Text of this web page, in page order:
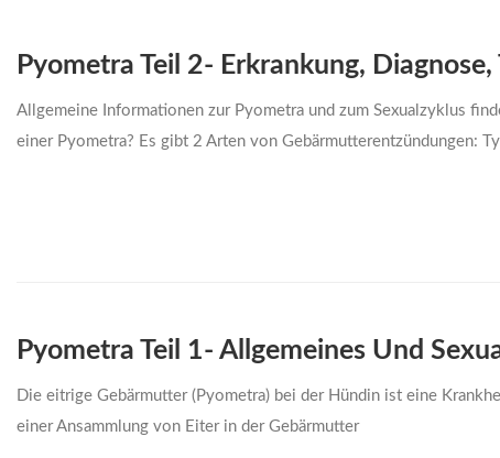
Pyometra Teil 2- Erkrankung,
Allgemeine Informationen zur Pyometra und zum Sexualzyklus
einer Pyometra? Es gibt 2 Arten von Gebärmutterentzündungen:
Pyometra Teil 1- Allgemeines Und
Die eitrige Gebärmutter (Pyometra) bei der Hündin ist eine
einer Ansammlung von Eiter in der Gebärmutter